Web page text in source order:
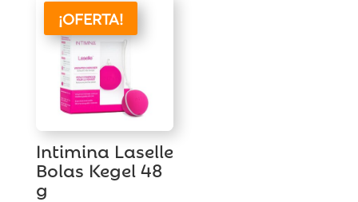
era:
29,90€.
es:
23,95€.
¡OFERTA!
Intimina Laselle
Bolas Kegel 48
g